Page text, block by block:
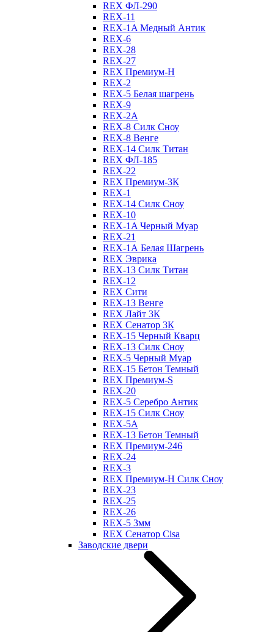
REX ФЛ-290
REX-11
REX-1A Медный Антик
REX-6
REX-28
REX-27
REX Премиум-Н
REX-2
REX-5 Белая шагрень
REX-9
REX-2А
REX-8 Силк Сноу
REX-8 Венге
REX-14 Силк Титан
REX ФЛ-185
REX-22
REX Премиум-3К
REX-1
REX-14 Силк Сноу
REX-10
REX-1A Черный Муар
REX-21
REX-1А Белая Шагрень
REX Эврика
REX-13 Силк Титан
REX-12
REX Сити
REX-13 Венге
REX Лайт 3К
REX Сенатор 3К
REX-15 Черный Кварц
REX-13 Силк Сноу
REX-5 Черный Муар
REX-15 Бетон Темный
REX Премиум-S
REX-20
REX-5 Серебро Антик
REX-15 Силк Сноу
REX-5А
REX-13 Бетон Темный
REX Премиум-246
REX-24
REX-3
REX Премиум-Н Силк Сноу
REX-23
REX-25
REX-26
REX-5 3мм
REX Сенатор Cisa
Заводские двери